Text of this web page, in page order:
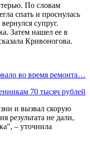
По словам
спать и проснулась
супруг.
Затем нашел ее в
Кривоногова.
во время ремонта…
70 тысяч рублей
и вызвал скорую
результата не дали,
– уточнила